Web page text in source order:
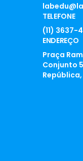
TELEFONE
(11) 3637-
ENDEREÇO
Praça
Conjunto
República,